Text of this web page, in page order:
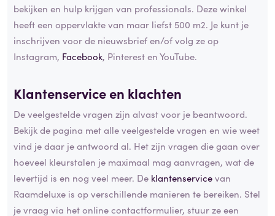
bekijken en hulp krijgen van professionals. Deze winkel
heeft een oppervlakte van maar liefst 500 m2. Je kunt je
inschrijven voor de nieuwsbrief en/of volg ze op
Instagram, Facebook, Pinterest en YouTube.
Klantenservice en klachten
De veelgestelde vragen zijn alvast voor je beantwoord.
Bekijk de pagina met alle veelgestelde vragen en wie weet
vind je daar je antwoord al. Het zijn vragen die gaan over
hoeveel kleurstalen je maximaal mag aanvragen, wat de
levertijd is en nog veel meer. De klantenservicevan
Raamdeluxe is op verschillende manieren te bereiken. Stel
je vraag via het online contactformulier, stuur ze een